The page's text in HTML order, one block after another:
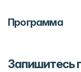
Программа
Запишитесь